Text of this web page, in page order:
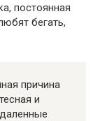
постоянная
бегать,
причина
и